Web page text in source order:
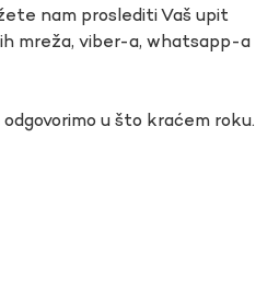
nam proslediti Vaš upit
mreža, viber-a, whatsapp-a
u što kraćem roku.